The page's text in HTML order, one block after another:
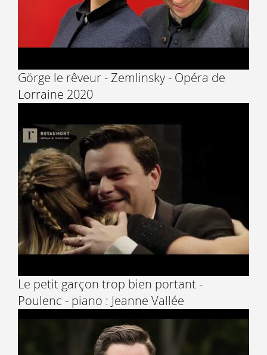
Görge le rêveur - Zemlinsky - Opéra de
Lorraine 2020
Le petit garçon trop bien portant -
Poulenc - piano : Jeanne Vallée